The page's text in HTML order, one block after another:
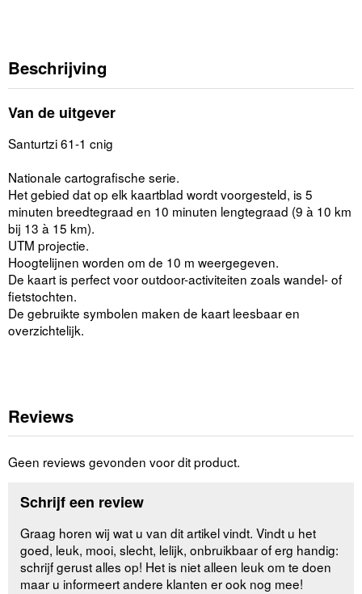
Beschrijving
Van de uitgever
Santurtzi 61-1 cnig
Nationale cartografische serie.
Het gebied dat op elk kaartblad wordt voorgesteld, is 5
minuten breedtegraad en 10 minuten lengtegraad (9 à 10 km
bij 13 à 15 km).
UTM projectie.
Hoogtelijnen worden om de 10 m weergegeven.
De kaart is perfect voor outdoor-activiteiten zoals wandel- of
fietstochten.
De gebruikte symbolen maken de kaart leesbaar en
overzichtelijk.
Reviews
Geen reviews gevonden voor dit product.
Schrijf een review
Graag horen wij wat u van dit artikel vindt. Vindt u het
goed, leuk, mooi, slecht, lelijk, onbruikbaar of erg handig:
schrijf gerust alles op! Het is niet alleen leuk om te doen
maar u informeert andere klanten er ook nog mee!